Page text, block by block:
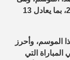
حقيقة لم تحدث مع الأرجنتيني منذ 2006/2007، بما يعادل 13
هذا الموسم، وأحرز
التي